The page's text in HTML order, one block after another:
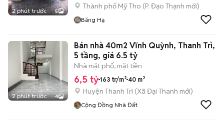
2 phút trước 5
Thành phố Mỹ Tho (P. Đạo Thạnh mới)
Băng Hạ
2 phút trước 4
Bán nhà 40m2 Vĩnh Quỳnh, Thanh Trì,
5 tầng, giá 6.5 tỷ
Nhà mặt phố, mặt tiền
6,5 tỷ 163 tr/m² 40 m²
Huyện Thanh Trì (Xã Đại Thanh mới)
Cộng Đồng Nhà Đất